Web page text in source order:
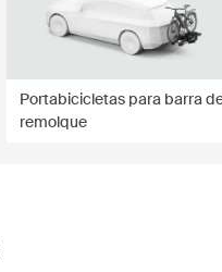
Portabicicletas para barra
remolque